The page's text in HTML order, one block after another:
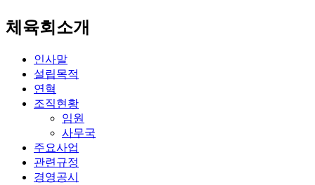
체육회소개
인사말
설립목적
연혁
조직현황
임원
사무국
주요사업
관련규정
경영공시